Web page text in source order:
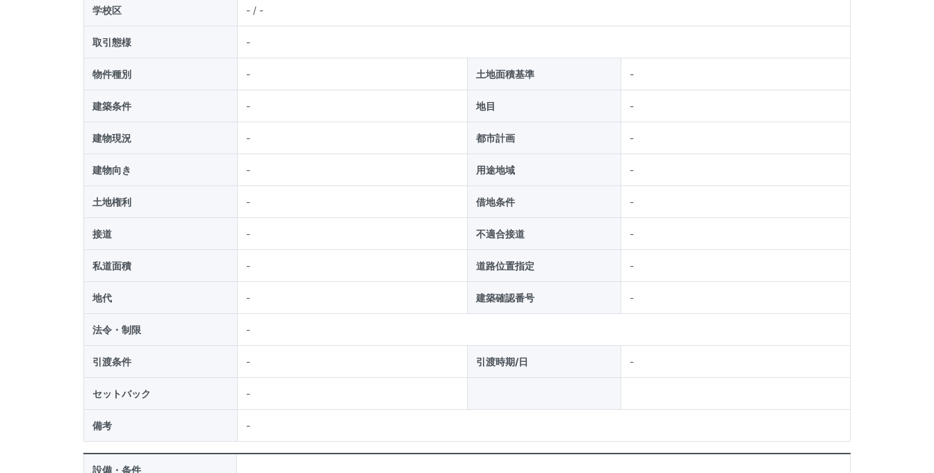
学校区 - / -
取引態様 -
物件種別 - 土地面積基準 -
建築条件 - 地目 -
建物現況 - 都市計画 -
建物向き - 用途地域 -
土地権利 - 借地条件 -
接道 - 不適合接道 -
私道面積 - 道路位置指定 -
地代 - 建築確認番号 -
法令・制限 -
引渡条件 - 引渡時期/日 -
セットバック -
備考 -
設備・条件